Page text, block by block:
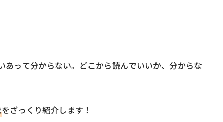
って分からない。どこから読んでいいか、分からな
をざっくり紹介します！